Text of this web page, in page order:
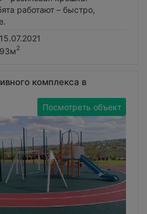
работают – быстро,
15.07.2021
93м2
комплекса в
Посмотреть объект